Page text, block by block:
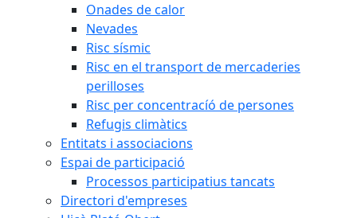
Onades de calor
Nevades
Risc sísmic
Risc en el transport de mercaderies
perilloses
Risc per concentracíó de persones
Refugis climàtics
Entitats i associacions
Espai de participació
Processos participatius tancats
Directori d'empreses